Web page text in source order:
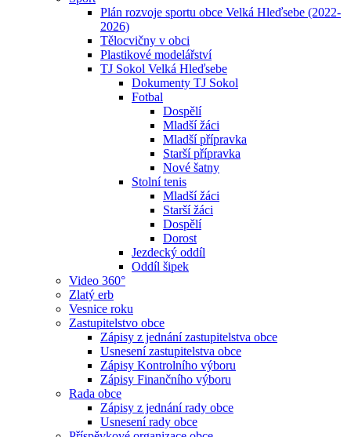
Plán rozvoje sportu obce Velká Hleďsebe (2022-
2026)
Tělocvičny v obci
Plastikové modelářství
TJ Sokol Velká Hleďsebe
Dokumenty TJ Sokol
Fotbal
Dospělí
Mladší žáci
Mladší přípravka
Starší přípravka
Nové šatny
Stolní tenis
Mladší žáci
Starší žáci
Dospělí
Dorost
Jezdecký oddíl
Oddíl šipek
Video 360°
Zlatý erb
Vesnice roku
Zastupitelstvo obce
Zápisy z jednání zastupitelstva obce
Usnesení zastupitelstva obce
Zápisy Kontrolního výboru
Zápisy Finančního výboru
Rada obce
Zápisy z jednání rady obce
Usnesení rady obce